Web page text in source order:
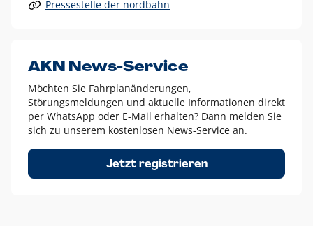
Alle anderen Logo-Varianten dürfen nur in Ausnahmefällen
Diese Ausnahmen sind zum Beispiel:
dem AKN Blau,
weißes Logo auf Fotohintergründen,
schwarzes Logo für reine Schwarz-Weiß-Umsetzungen
Um das Logo herum muss ein Schutzraum von jeweils einer
Höhe bzw. Breite des N aus AKN in alle Richtungen
Pressestelle der nordbahn
AKN News-Service
Möchten Sie Fahrplanänderungen,
Störungsmeldungen und aktuelle Informationen direkt
per WhatsApp oder E-Mail erhalten? Dann melden Sie
sich zu unserem kostenlosen News-Service an.
Jetzt registrieren